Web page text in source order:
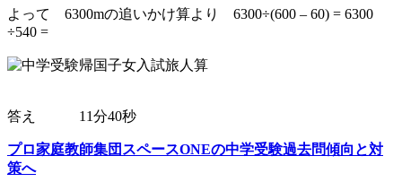
よって 6300mの追いかけ算より 6300÷(600 – 60) = 6300
÷540 =
答え 11分40秒
プロ家庭教師集団スペースONEの中学受験過去問傾向と対
策へ